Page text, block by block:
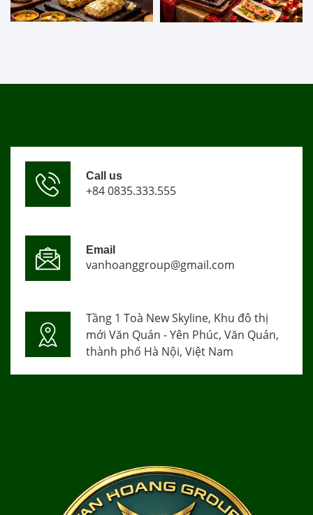
Call us
+84 0835.333.555
Email
vanhoanggroup@gmail.com
Tầng 1 Toà New Skyline, Khu đô thị
mới Văn Quán - Yên Phúc, Văn Quán,
thành phố Hà Nội, Việt Nam